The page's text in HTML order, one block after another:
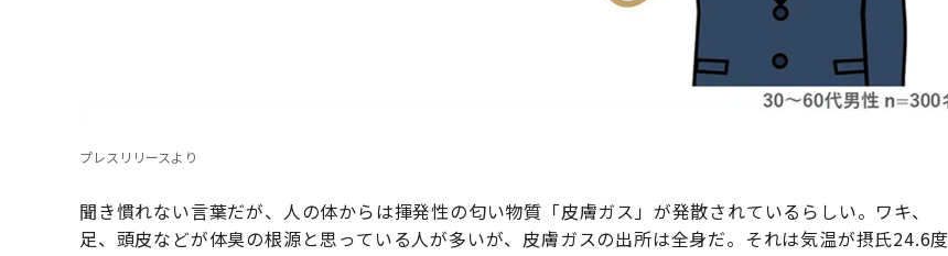
プレスリリースより
聞き慣れない言葉だが、人の体からは揮発性の匂い物質「皮膚ガス」が発散されているらしい。ワキ、
足、頭皮などが体臭の根源と思っている人が多いが、皮膚ガスの出所は全身だ。それは気温が摂氏24.6度